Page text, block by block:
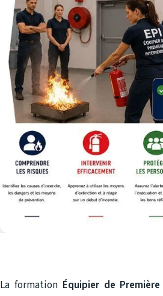
La formation Équipier de